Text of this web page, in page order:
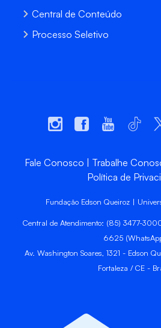
Central de Conteúdo
Processo Seletivo
Fale Conosco Trabalhe
Política de
Fundação Edson Queiroz |
Central de Atendimento: (85) 3477-
6625
Av. Washington Soares, 1321 - Edson
Fortaleza / CE -